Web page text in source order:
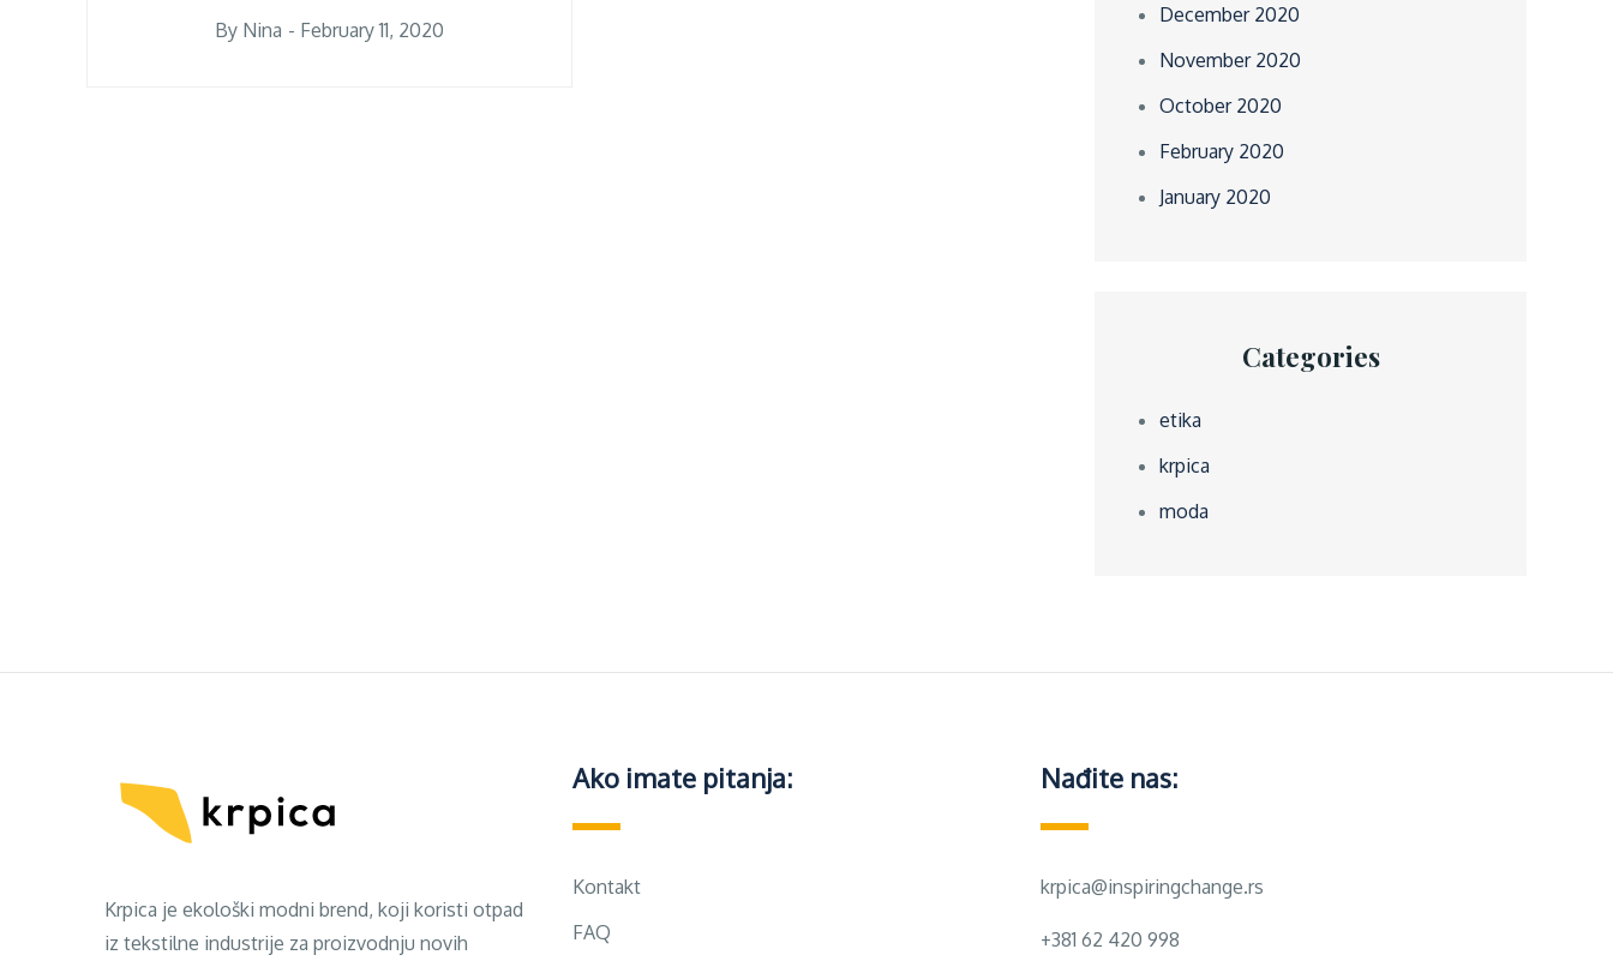
By Nina
Posted
February 11, 2020
December 2020
November 2020
October 2020
February 2020
January 2020
Categories
etika
krpica
moda
Krpica je ekološki modni brend, koji koristi otpad
iz tekstilne industrije za proizvodnju novih
Ako imate pitanja:
Kontakt
FAQ
Nađite nas:
krpica@inspiringchange.rs
+381 62 420 998